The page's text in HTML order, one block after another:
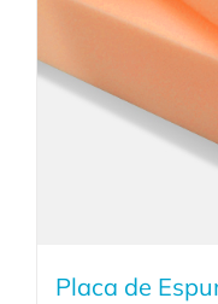
Placa de